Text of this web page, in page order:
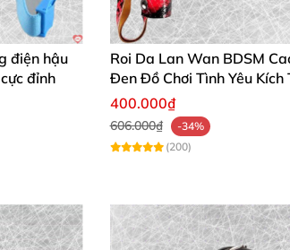
rũ đỉnh cao và cảm nhận phong
điện hậu
đỉnh
Roi Da Lan Wan BDSM
Đen Đồ Chơi Tình Yêu Kích
400.000₫
606.000₫
-34%
(200)